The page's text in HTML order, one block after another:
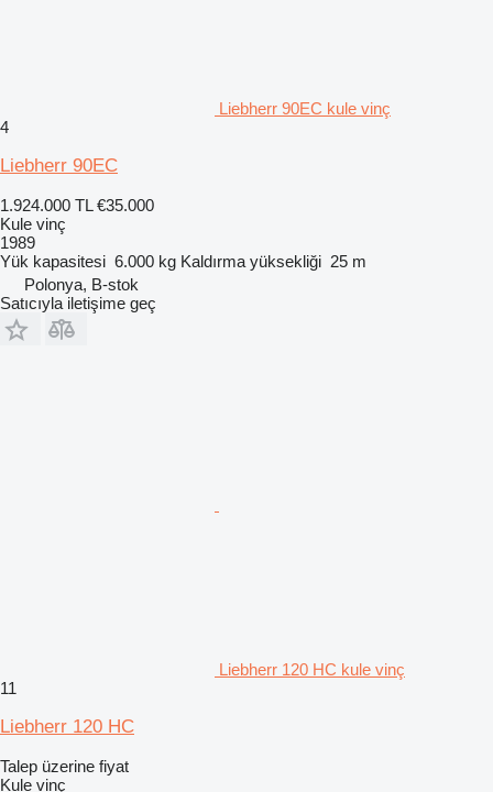
Liebherr 90EC kule vinç
4
Liebherr 90EC
1.924.000 TL €35.000
Kule vinç
1989
Yük kapasitesi 6.000 kg Kaldırma yüksekliği 25 m
Polonya, B-stok
Satıcıyla iletişime geç
Liebherr 120 HC kule vinç
11
Liebherr 120 HC
Talep üzerine fiyat
Kule vinç